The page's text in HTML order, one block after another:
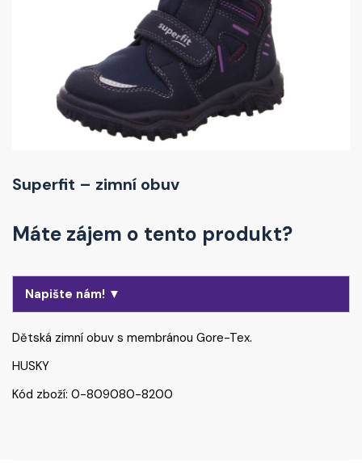
Superfit – zimní obuv
Máte zájem o tento produkt?
Napište nám! ▼
Dětská zimní obuv s membránou Gore-Tex.
HUSKY
Kód zboží: 0-809080-8200